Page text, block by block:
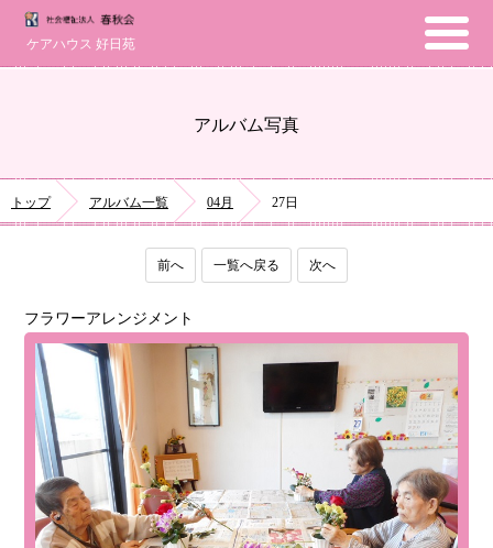
ケアハウス 好日苑
アルバム写真
トップ アルバム一覧 04月 27日
前へ 一覧へ戻る 次へ
フラワーアレンジメント